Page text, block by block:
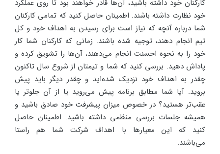
کارکنان خود داشته باشید، آن‌ها قادر خواهند بود تا روی عملکرد
خود نظارت داشته باشند. اطمینان حاصل کنید که تمامی کارکنان
شما درباره آنچه که نیاز است برای رسیدن به اهداف خود و کل
تیم انجام دهند، توجیه شده باشند. زمانی که کارکنان شما کار
خود را به نحوه احسنت انجام می‌دهند، آن‌ها را تشویق کرده و
پاداش دهید. بررسی کنید که شما و تیمتان از شروع سال تاکنون
چقدر به اهداف خود نزدیک شده‌اید و چقدر دیگر باید پیش
بروید. آیا شما مطابق برنامه پیش می‌روید یا از آن جلوتر یا
عقب‌تر هستید؟ در خصوص میزان پیشرفت خود صادق باشید و
همیشه جلسات بررسی منظمی داشته باشید. اطمینان حاصل
کنید که این معیارها با اهداف شرکت شما هم راستا
می‌باشند.